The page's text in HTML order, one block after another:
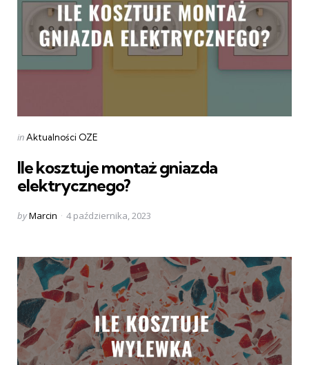
Categories
Posted
inAktualności OZE
Ile kosztuje montaż gniazda
elektrycznego?
Posted
byMarcin 4 października, 2023